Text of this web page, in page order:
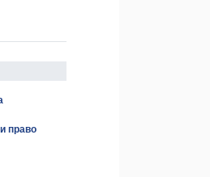
право